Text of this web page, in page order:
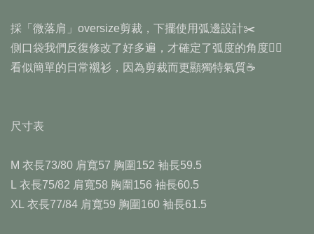
採「微落肩」oversize剪裁，下擺使用弧邊設計✂️
側口袋我們反復修改了好多遍，才確定了弧度的角度✍🏻
看似簡單的日常襯衫，因為剪裁而更顯獨特氣質☕️
尺寸表
M 衣長73/80 肩寬57 胸圍152 袖長59.5
L 衣長75/82 肩寬58 胸圍156 袖長60.5
XL 衣長77/84 肩寬59 胸圍160 袖長61.5